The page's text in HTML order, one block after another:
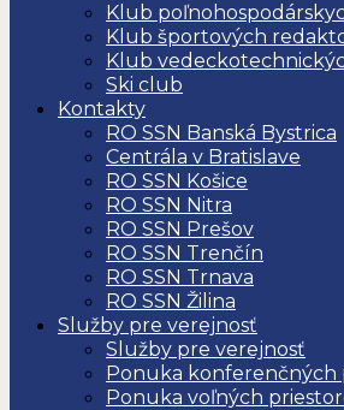
Klub
Klub športových
Klub
Ski club
Kontakty
RO SSN Banská Bystrica
Centrála v Bratislave
RO SSN Košice
RO SSN Nitra
RO SSN Prešov
RO SSN Trenčín
RO SSN Trnava
RO SSN Žilina
Služby pre verejnosť
Služby pre verejnosť
Ponuka konferenčných
Ponuka voľných